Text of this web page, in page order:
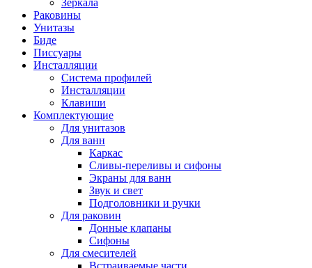
Зеркала
Раковины
Унитазы
Биде
Писсуары
Инсталляции
Система профилей
Инсталляции
Клавиши
Комплектующие
Для унитазов
Для ванн
Каркас
Сливы-переливы и сифоны
Экраны для ванн
Звук и свет
Подголовники и ручки
Для раковин
Донные клапаны
Сифоны
Для смесителей